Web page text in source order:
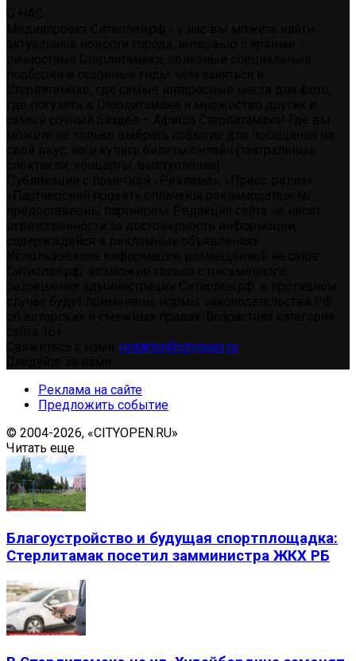
redaktor@cityopen.ru
Реклама на сайте
Предложить событие
© 2004-2026, «CITYOPEN.RU»
Читать еще
Благоустройство и будущая спортплощадка:
Стерлитамак посетил замминистра ЖКХ РБ